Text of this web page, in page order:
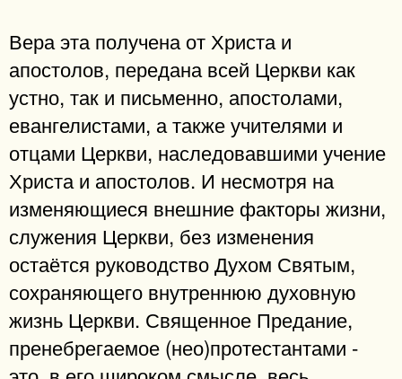
Вера эта получена от Христа и
апостолов, передана всей Церкви как
устно, так и письменно, апостолами,
евангелистами, а также учителями и
отцами Церкви, наследовавшими учение
Христа и апостолов. И несмотря на
изменяющиеся внешние факторы жизни,
служения Церкви, без изменения
остаётся руководство Духом Святым,
сохраняющего внутреннюю духовную
жизнь Церкви. Священное Предание,
пренебрегаемое (нео)протестантами -